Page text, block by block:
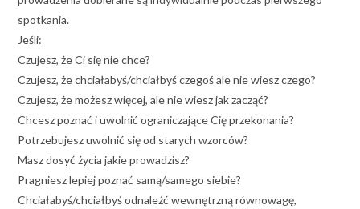
spotkania.
Jeśli:
Czujesz, że Ci się nie chce?
Czujesz, że chciałabyś/chciałbyś czegoś ale nie wiesz czego?
Czujesz, że możesz więcej, ale nie wiesz jak zacząć?
Chcesz poznać i uwolnić ograniczające Cię przekonania?
Potrzebujesz uwolnić się od starych wzorców?
Masz dosyć życia jakie prowadzisz?
Pragniesz lepiej poznać samą/samego siebie?
Chciałabyś/chciałbyś odnaleźć wewnętrzną równowagę,